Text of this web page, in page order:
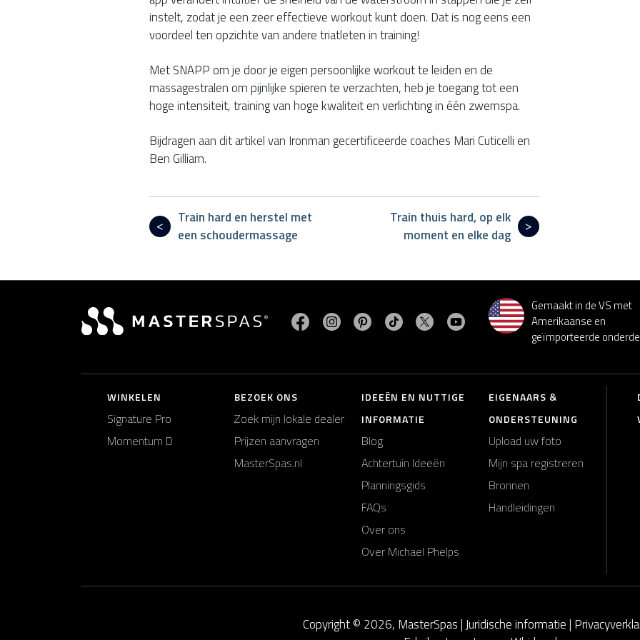
instelt, zodat je een zeer effectieve workout kunt doen. Dat is nog eens een
voordeel ten opzichte van andere triatleten in training!
Met SNAPP om je door je eigen persoonlijke workout te leiden en de
massagestralen om pijnlijke spieren te verzachten, heb je toegang tot een
hoge intensiteit, training van hoge kwaliteit en verlichting in één zwemspa.
Bijdragen aan dit artikel van Ironman gecertificeerde coaches Mari Cuticelli en
Ben Gilliam.
Train hard en herstel met
een schoudermassage
Train thuis hard, op elk
moment en elke dag
Bezoek MasterSpas op Facebook
Bezoek MasterSpas op Instagram
Bezoek MasterSpas op Pinterest
Bezoek MasterSpas op TikTok
Bezoek MasterSpas op X
Bezoek MasterSpas op YouTube
Gemaakt in de VS met
Amerikaanse en
geïmporteerde
WINKELEN
Signature Pro
Momentum D
BEZOEK ONS
Zoek mijn lokale dealer
Prijzen aanvragen
MasterSpas.nl
IDEEËN EN NUTTIGE
INFORMATIE
Blog
Achtertuin Ideeën
Planningsgids
FAQs
Over ons
Over Michael Phelps
EIGENAARS &
ONDERSTEUNING
Upload uw foto
Mijn spa registreren
Bronnen
Handleidingen
Copyright © 2026, MasterSpas | Juridische informatie|